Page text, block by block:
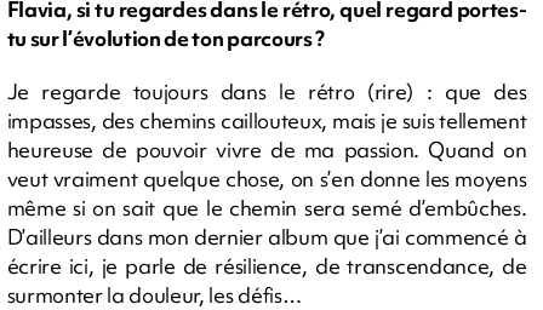
Flavia, si tu regardes dans le rétro, quel regard portes-
tu sur l’évolution de ton parcours ?
Je regarde toujours dans le rétro (rire) : que des
impasses, des chemins caillouteux, mais je suis tellement
heureuse de pouvoir vivre de ma passion. Quand on
veut vraiment quelque chose, on s’en donne les moyens
même si on sait que le chemin sera semé d’embûches.
D’ailleurs dans mon dernier album que j’ai commencé à
écrire ici, je parle de résilience, de transcendance, de
surmonter la douleur, les défis…